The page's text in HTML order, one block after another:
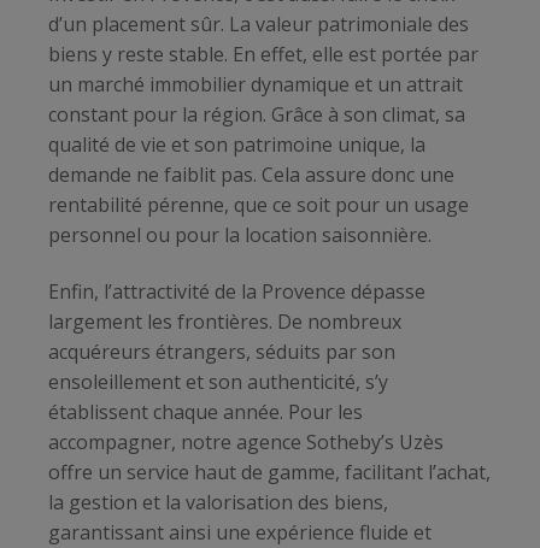
d’un placement sûr. La valeur patrimoniale des
biens y reste stable. En effet, elle est portée par
un marché immobilier dynamique et un attrait
constant pour la région. Grâce à son climat, sa
qualité de vie et son patrimoine unique, la
demande ne faiblit pas. Cela assure donc une
rentabilité pérenne, que ce soit pour un usage
personnel ou pour la location saisonnière.
Enfin, l’attractivité de la Provence dépasse
largement les frontières. De nombreux
acquéreurs étrangers, séduits par son
ensoleillement et son authenticité, s’y
établissent chaque année. Pour les
accompagner, notre agence Sotheby’s Uzès
offre un service haut de gamme, facilitant l’achat,
la gestion et la valorisation des biens,
garantissant ainsi une expérience fluide et